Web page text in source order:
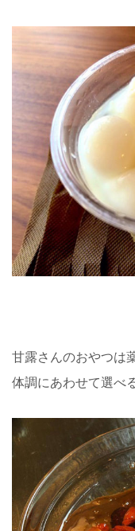
甘露さんのおやつは
体調にあわせて選べ